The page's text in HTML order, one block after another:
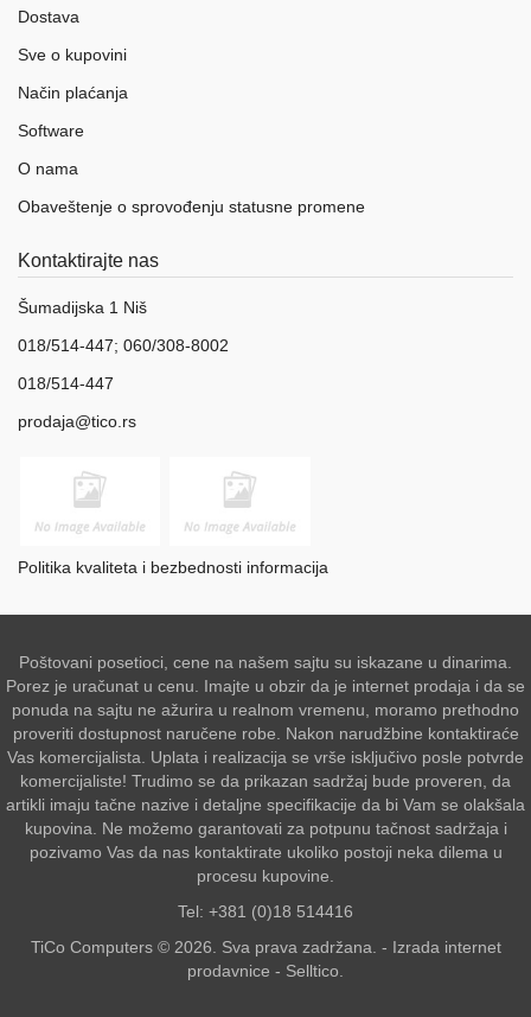
Dostava
Sve o kupovini
Način plaćanja
Software
O nama
Obaveštenje o sprovođenju statusne promene
Kontaktirajte nas
Šumadijska 1 Niš
018/514-447; 060/308-8002
018/514-447
prodaja@tico.rs
Politika kvaliteta i bezbednosti informacija
Poštovani posetioci, cene na našem sajtu su iskazane u dinarima.
Porez je uračunat u cenu. Imajte u obzir da je internet prodaja i da se
ponuda na sajtu ne ažurira u realnom vremenu, moramo prethodno
proveriti dostupnost naručene robe. Nakon narudžbine kontaktiraće
Vas komercijalista. Uplata i realizacija se vrše isključivo posle potvrde
komercijaliste! Trudimo se da prikazan sadržaj bude proveren, da
artikli imaju tačne nazive i detaljne specifikacije da bi Vam se olakšala
kupovina. Ne možemo garantovati za potpunu tačnost sadržaja i
pozivamo Vas da nas kontaktirate ukoliko postoji neka dilema u
procesu kupovine.
Tel: +381 (0)18 514416
TiCo Computers © 2026. Sva prava zadržana. - Izrada internet
prodavnice - Selltico.